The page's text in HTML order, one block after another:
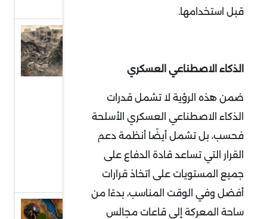
قبل استخدامها.
الذكاء الاصطناعي العسكري
ضمن هذه الرؤية لا تشمل قدرات
الذكاء الاصطناعي العسكري الأسلحة
فحسب، بل تشمل أيضًا أنظمة دعم
القرار التي تساعد قادة الدفاع على
جميع المستويات على اتخاذ قرارات
أفضل وفي الوقت المناسب، بدءًا من
ساحة المعركة إلى قاعات مجالس
صعب
وهيكلة
من
أجل
البقاء